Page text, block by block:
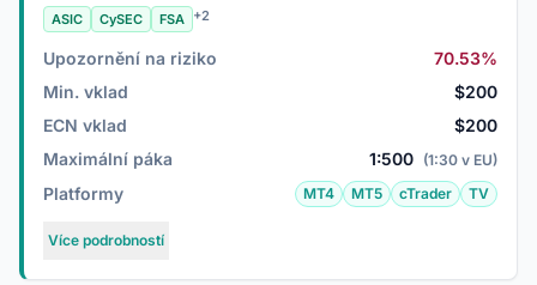
ASIC CySEC FSA +2
Upozornění na riziko
70.53%
Min. vklad
$200
ECN vklad
$200
Maximální páka
1:500 (1:30 v EU)
Platformy MT4 MT5 cTrader TV
Více podrobností